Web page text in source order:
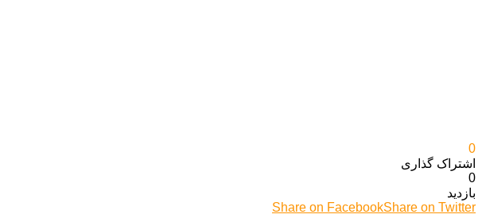
0
اشتراک گذاری‌
0
بازدید
Share on FacebookShare on Twitter